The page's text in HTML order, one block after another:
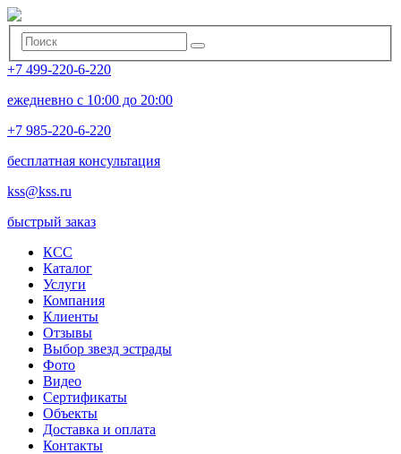
+7 499-220-6-220
ежедневно с 10:00 до 20:00
+7 985-220-6-220
бесплатная консультация
kss@kss.ru
быстрый заказ
КСС
Каталог
Услуги
Компания
Клиенты
Oтзывы
Выбор звезд эстрады
Фото
Видео
Сертификаты
Объекты
Доставка и оплата
Контакты